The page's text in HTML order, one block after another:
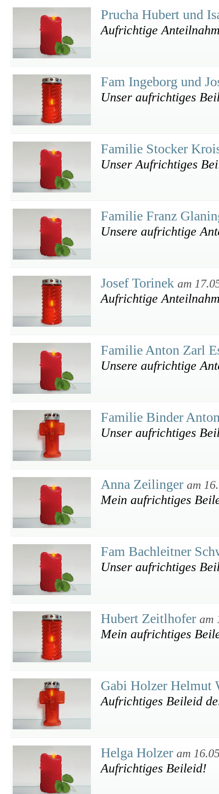
Prucha Hubert und
Aufrichtige
Fam Ingeborg und
Unser aufrichtiges
Familie Stocker
Unser Aufrichtiges
Familie Franz
Unsere aufrichtige
Josef Torinek am
Aufrichtige
Familie Anton Zarl
Unsere aufrichtige
Familie Binder
Unser aufrichtiges
Anna Zeilinger am
Mein aufrichtiges
Fam Bachleitner
Unser aufrichtiges
Hubert Zeitlhofer am
Mein aufrichtiges
Gabi Holzer Helmut
Aufrichtiges Beileid
Helga Holzer am
Aufrichtiges Beileid!